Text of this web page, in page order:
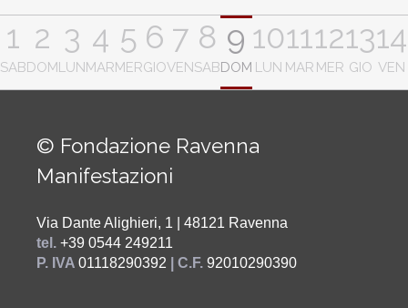
1
SAB
2
DOM
3
LUN
4
MAR
5
MER
6
GIO
7
VEN
8
SAB
9
DOM
10
LUN
11
MAR
12
MER
13
GIO
14
VEN
© Fondazione Ravenna
Manifestazioni
Via Dante Alighieri, 1 | 48121 Ravenna
tel. +39 0544 249211
P. IVA 01118290392 | C.F. 92010290390